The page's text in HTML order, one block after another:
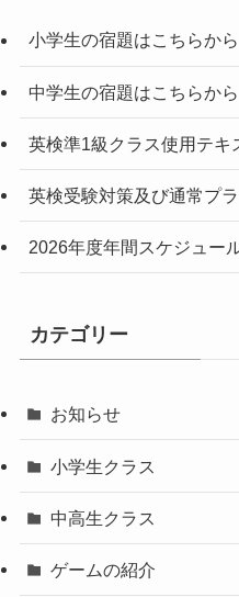
小学生の宿題はこちらから
中学生の宿題はこちらから
英検準1級クラス使用テキ
英検受験対策及び通常プ
2026年度年間スケジュー
カテゴリー
お知らせ
小学生クラス
中高生クラス
ゲームの紹介